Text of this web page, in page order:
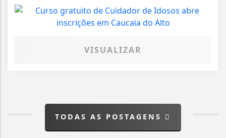
VISUALIZAR
TODAS AS POSTAGENS